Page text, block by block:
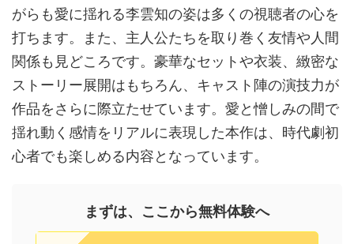
がらも愛に揺れる李雲知の姿は多くの視聴者の心を
打ちます。また、主人公たちを取り巻く友情や人間
関係も見どころです。豪華なセットや衣装、緻密な
ストーリー展開はもちろん、キャスト陣の演技力が
作品をさらに際立たせています。愛と憎しみの間で
揺れ動く感情をリアルに表現した本作は、時代劇初
心者でも楽しめる内容となっています。
まずは、ここから無料体験へ